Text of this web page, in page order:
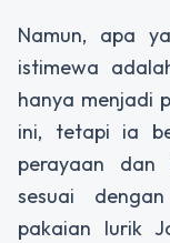
Namun, apa
istimewa
hanya menjadi
ini, tetapi ia
perayaan dan
sesuai
pakaian lurik